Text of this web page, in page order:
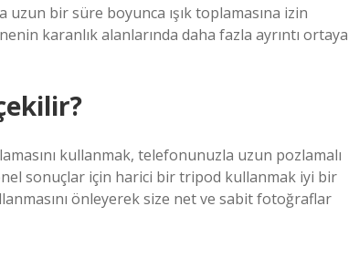
uzun bir süre boyunca ışık toplamasına izin
karanlık alanlarında daha fazla ayrıntı ortaya
kullanmak, telefonunuzla uzun pozlamalı
sonuçlar için harici bir tripod kullanmak iyi bir
önleyerek size net ve sabit fotoğraflar